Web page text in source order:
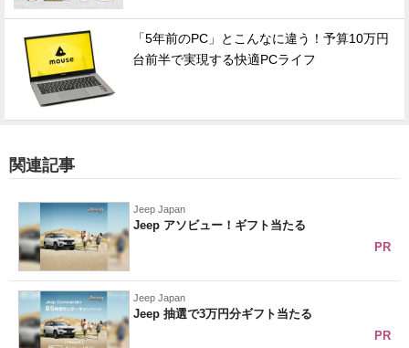
「5年前のPC」とこんなに違う！予算10万円
台前半で実現する快適PCライフ
関連記事
Jeep Japan
Jeep アソビュー！ギフト当たる
PR
Jeep Japan
Jeep 抽選で3万円分ギフト当たる
PR